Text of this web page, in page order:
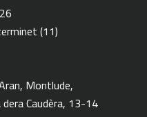
(11)
Montlude,
Caudèra, 13-14